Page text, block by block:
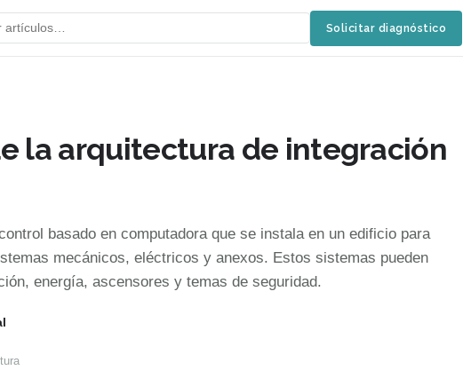
Solicitar diagnóstico
la arquitectura de integración
basado en computadora que se instala en un edificio para
mecánicos, eléctricos y anexos. Estos sistemas pueden
energía, ascensores y temas de seguridad.